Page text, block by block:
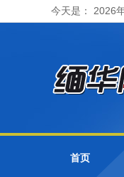
今天是： 2026
首页